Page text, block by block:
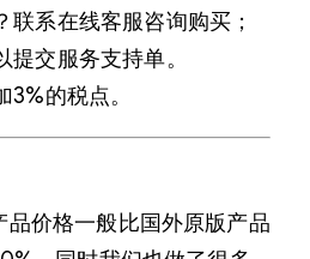
联系在线客服咨询购买；
交服务支持单。
的税点。
价格一般比国外原版产品